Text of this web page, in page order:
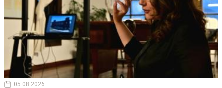
05.08.2026